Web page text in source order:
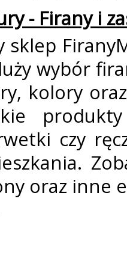
- Firany i
sklep
wybór
kolory
czy
oraz